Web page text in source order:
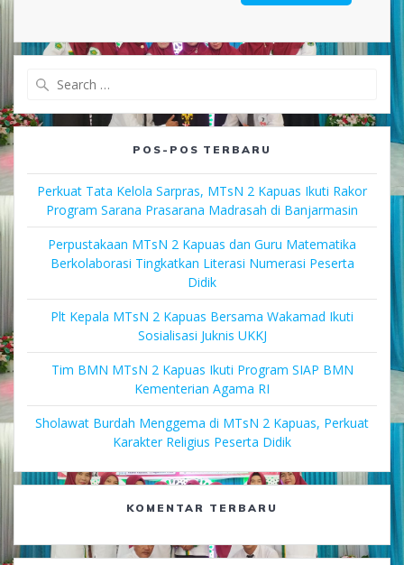
POS-POS TERBARU
Perkuat Tata Kelola Sarpras, MTsN 2 Kapuas Ikuti Rakor
Program Sarana Prasarana Madrasah di Banjarmasin
Perpustakaan MTsN 2 Kapuas dan Guru Matematika
Berkolaborasi Tingkatkan Literasi Numerasi Peserta
Didik
Plt Kepala MTsN 2 Kapuas Bersama Wakamad Ikuti
Sosialisasi Juknis UKKJ
Tim BMN MTsN 2 Kapuas Ikuti Program SIAP BMN
Kementerian Agama RI
Sholawat Burdah Menggema di MTsN 2 Kapuas, Perkuat
Karakter Religius Peserta Didik
KOMENTAR TERBARU